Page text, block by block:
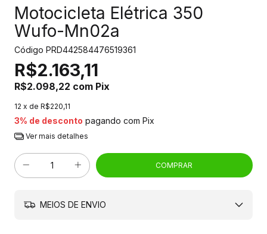
Motocicleta Elétrica 350
Wufo-Mn02a
Código PRD442584476519361
R$2.163,11
R$2.098,22 com Pix
12 x de R$220,11
3% de desconto pagando com Pix
Ver mais detalhes
MEIOS DE ENVIO